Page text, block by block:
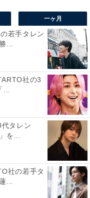
清らかさが保たれ
級者まで楽しめるの
山が見える時期で、
勧めです」（40代女
深い緑、冬は雪をか
然！のような景色が
「日本屈指の山岳景
パノラマが広がりま
、夏の涼しさ、秋の
楽しめます。遊歩道
てトレッキングで
一ヶ月
若手タレン
...
社の3
タレン
を...
社の若手タ
...